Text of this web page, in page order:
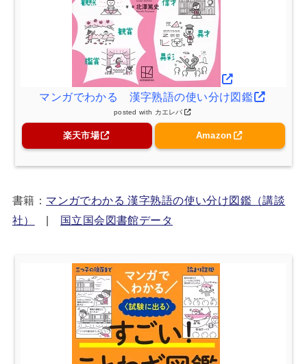
マンガでわかる 漢字熟語の使い分け図鑑
posted with カエレバ
楽天市場 Amazon
書籍： マンガでわかる 漢字熟語の使い分け図鑑（講談
社）
| 国立国会図書館データ